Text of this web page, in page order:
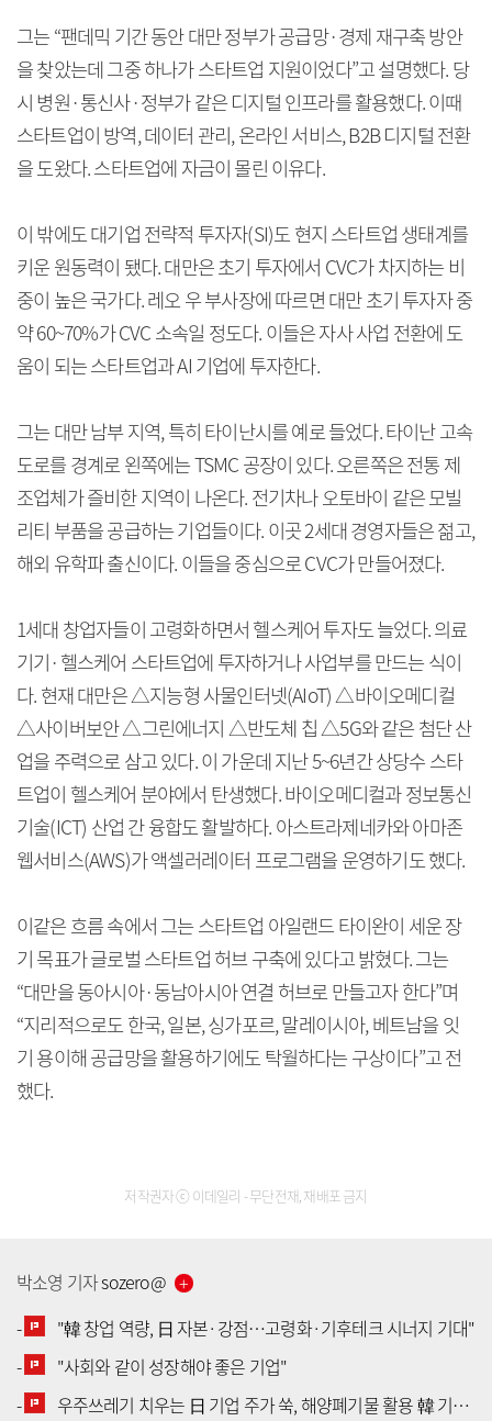
그는 “팬데믹 기간 동안 대만 정부가 공급망·경제 재구축 방안
을 찾았는데 그중 하나가 스타트업 지원이었다”고 설명했다. 당
시 병원·통신사·정부가 같은 디지털 인프라를 활용했다. 이때
스타트업이 방역, 데이터 관리, 온라인 서비스, B2B 디지털 전환
을 도왔다. 스타트업에 자금이 몰린 이유다.
이 밖에도 대기업 전략적 투자자(SI)도 현지 스타트업 생태계를
키운 원동력이 됐다. 대만은 초기 투자에서 CVC가 차지하는 비
중이 높은 국가다. 레오 우 부사장에 따르면 대만 초기 투자자 중
약 60~70%가 CVC 소속일 정도다. 이들은 자사 사업 전환에 도
움이 되는 스타트업과 AI 기업에 투자한다.
그는 대만 남부 지역, 특히 타이난시를 예로 들었다. 타이난 고속
도로를 경계로 왼쪽에는 TSMC 공장이 있다. 오른쪽은 전통 제
조업체가 즐비한 지역이 나온다. 전기차나 오토바이 같은 모빌
리티 부품을 공급하는 기업들이다. 이곳 2세대 경영자들은 젊고,
해외 유학파 출신이다. 이들을 중심으로 CVC가 만들어졌다.
1세대 창업자들이 고령화하면서 헬스케어 투자도 늘었다. 의료
기기·헬스케어 스타트업에 투자하거나 사업부를 만드는 식이
다. 현재 대만은 △지능형 사물인터넷(AIoT) △바이오메디컬
△사이버보안 △그린에너지 △반도체 칩 △5G와 같은 첨단 산
업을 주력으로 삼고 있다. 이 가운데 지난 5~6년간 상당수 스타
트업이 헬스케어 분야에서 탄생했다. 바이오메디컬과 정보통신
기술(ICT) 산업 간 융합도 활발하다. 아스트라제네카와 아마존
웹서비스(AWS)가 액셀러레이터 프로그램을 운영하기도 했다.
이같은 흐름 속에서 그는 스타트업 아일랜드 타이완이 세운 장
기 목표가 글로벌 스타트업 허브 구축에 있다고 밝혔다. 그는
“대만을 동아시아·동남아시아 연결 허브로 만들고자 한다”며
“지리적으로도 한국, 일본, 싱가포르, 말레이시아, 베트남을 잇
기 용이해 공급망을 활용하기에도 탁월하다는 구상이다”고 전
했다.
저작권자 ⓒ 이데일리 - 무단전재, 재배포 금지
박소영 기자sozero@
-
"韓 창업 역량, 日 자본·강점…고령화·기후테크 시너지 기대"
-
"사회와 같이 성장해야 좋은 기업"
-
우주쓰레기 치우는 日 기업 주가 쑥, 해양폐기물 활용 韓 기업 투자 봇물
[공지] 유료서비스 가입 안내